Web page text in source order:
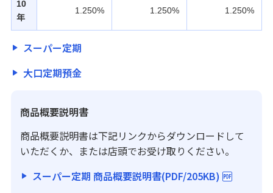
10
年
1.250% 1.250% 1.250%
スーパー定期
大口定期預金
商品概要説明書
商品概要説明書は下記リンクからダウンロードして
いただくか、または店頭でお受け取りください。
スーパー定期 商品概要説明書(PDF/205KB)